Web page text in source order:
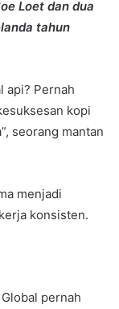
Loet dan dua
tahun
api? Pernah
kopi
seorang mantan
menjadi
konsisten.
pernah